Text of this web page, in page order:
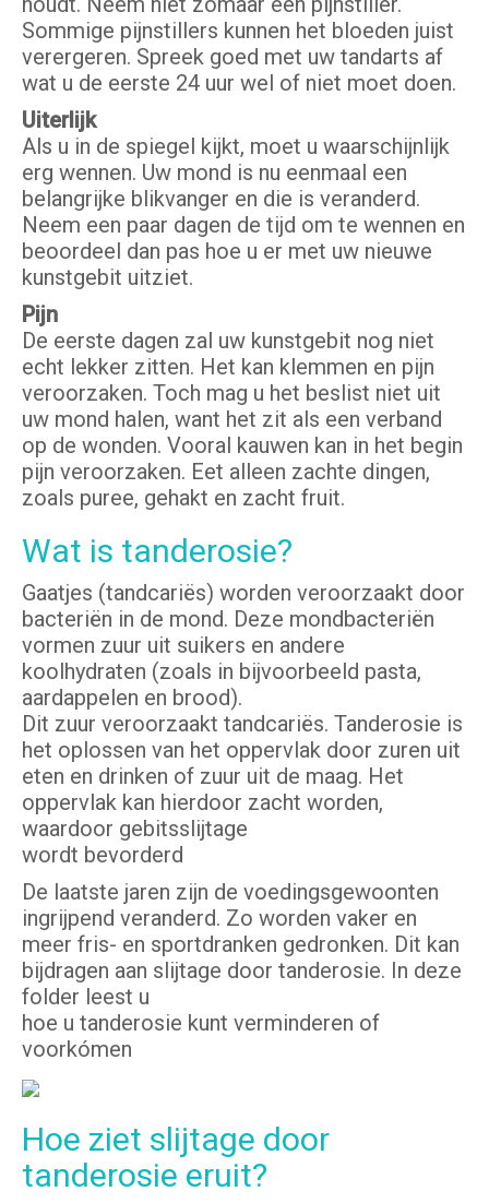
Sommige pijnstillers kunnen het bloeden juist
verergeren. Spreek goed met uw tandarts af
wat u de eerste 24 uur wel of niet moet doen.
Uiterlijk
Als u in de spiegel kijkt, moet u waarschijnlijk
erg wennen. Uw mond is nu eenmaal een
belangrijke blikvanger en die is veranderd.
Neem een paar dagen de tijd om te wennen en
beoordeel dan pas hoe u er met uw nieuwe
kunstgebit uitziet.
Pijn
De eerste dagen zal uw kunstgebit nog niet
echt lekker zitten. Het kan klemmen en pijn
veroorzaken. Toch mag u het beslist niet uit
uw mond halen, want het zit als een verband
op de wonden. Vooral kauwen kan in het begin
pijn veroorzaken. Eet alleen zachte dingen,
zoals puree, gehakt en zacht fruit.
Wat is tanderosie?
Gaatjes (tandcariës) worden veroorzaakt door
bacteriën in de mond. Deze mondbacteriën
vormen zuur uit suikers en andere
koolhydraten (zoals in bijvoorbeeld pasta,
aardappelen en brood).
Dit zuur veroorzaakt tandcariës. Tanderosie is
het oplossen van het oppervlak door zuren uit
eten en drinken of zuur uit de maag. Het
oppervlak kan hierdoor zacht worden,
waardoor gebitsslijtage
wordt bevorderd
De laatste jaren zijn de voedingsgewoonten
ingrijpend veranderd. Zo worden vaker en
meer fris- en sportdranken gedronken. Dit kan
bijdragen aan slijtage door tanderosie. In deze
folder leest u
hoe u tanderosie kunt verminderen of
voorkómen
Hoe ziet slijtage door
tanderosie eruit?